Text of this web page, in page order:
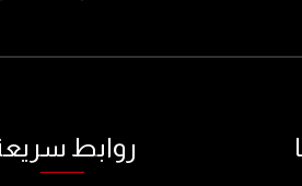
روابط